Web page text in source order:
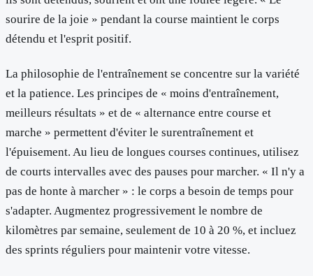
sourire de la joie » pendant la course maintient le corps
détendu et l'esprit positif.
La philosophie de l'entraînement se concentre sur la variété
et la patience. Les principes de « moins d'entraînement,
meilleurs résultats » et de « alternance entre course et
marche » permettent d'éviter le surentraînement et
l'épuisement. Au lieu de longues courses continues, utilisez
de courts intervalles avec des pauses pour marcher. « Il n'y a
pas de honte à marcher » : le corps a besoin de temps pour
s'adapter. Augmentez progressivement le nombre de
kilomètres par semaine, seulement de 10 à 20 %, et incluez
des sprints réguliers pour maintenir votre vitesse.